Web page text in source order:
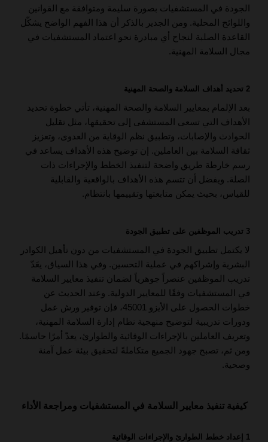
الجودة في المستشفيات بصورة سليمة ومتوافقة مع القوانين
واللوائح المحلية. ومن الجدير بالذكر أن هذا الفهم الواضح يشكّل
القاعدة الصلبة لنجاح أي مبادرة نحو اعتماد المستشفيات في
مجال السلامة المهنية.
2 تحديد أهداف السلامة والصحة المهنية
بعد الإلمام بمعايير السلامة والصحة المهنية، تأتي خطوة تحديد
الأهداف التي تسعى المستشفى إلى تحقيقها، مثل تقليل
الحوادث والإصابات، وتطبيق نظم الوقاية من العدوى، وتعزيز
ثقافة السلامة بين العاملين. إن توضيح هذه الأهداف يساعد في
رسم خارطة طريق واضحة لتنفيذ الخطط والإجراءات ذات
الصلة. ويفضل أن تتسم هذه الأهداف بالواقعية والقابلية
للقياس، بحيث يمكن متابعتها وتقييمها بانتظام.
3 تدريب الموظفين على تطبيق الجودة
لا يكتمل تطبيق الجودة في المستشفيات من دون تأهيل الكوادر
البشرية وإشراكهم في عملية التحسين. وفي هذا السياق، يعَدّ
تدريب الموظفين عنصراً جوهرياً لضمان تنفيذ معايير السلامة
في المستشفيات وفقًا للمعايير الدولية. وعند الحديث عن
خطوات الحصول على الأيزو 45001، فإن توفير ورش عمل
ودورات تدريبية لتوضيح منهجية نظام إدارة السلامة المهنية،
وتعريف العاملين بالإجراءات الوقائية والطوارئ، يعدّ أمرًا حاسمًا.
ومن ثم، تصبح جهود الجميع متكاملةً لتحقيق بيئة عمل آمنة
وصحية.
كيفية تنفيذ معايير السلامة في المستشفيات ومراجعة الأداء
1 إعداد خطط الطوارئ والإجراءات الوقائية